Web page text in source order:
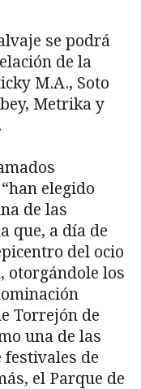
se podrá
de la
M.A., Soto
Metrika y
elegido
de las
que, a día de
del ocio
otorgándole los
Torrejón de
una de las
festivales de
el Parque de